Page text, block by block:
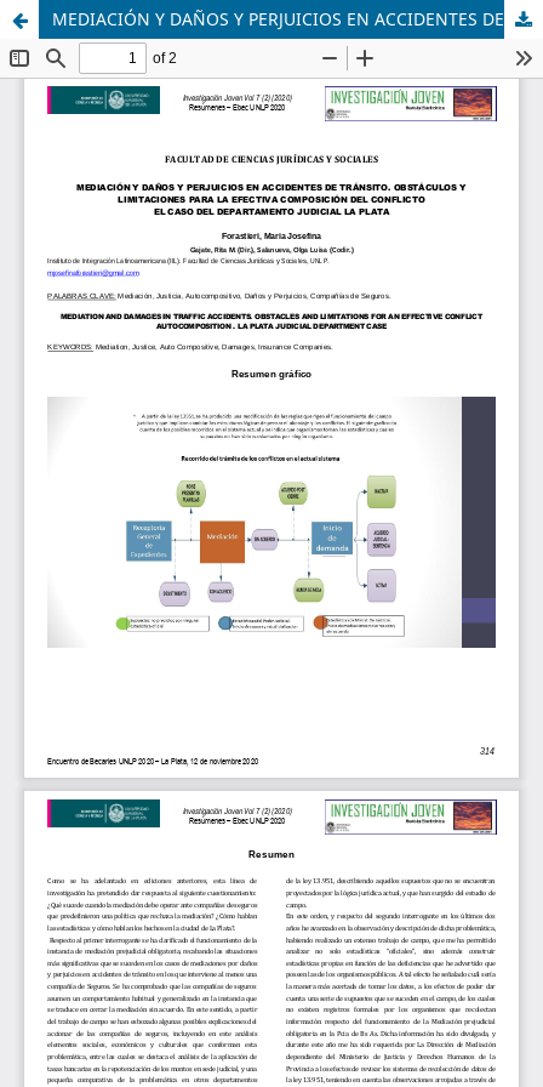
MEDIACIÓN Y DAÑOS Y PERJUICIOS EN ACCIDENTES DE TRÁNSITO. OBSTÁCULOS Y LIMITACIONES PARA LA EFECTIVA COMPOSICIÓN DEL CONFLICTO EL CASO DEL DEPARTAMENTO JUDICIAL LA PLATA